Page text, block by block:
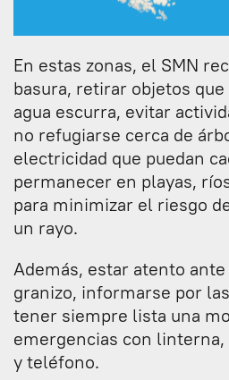
En estas zonas, el SMN
basura, retirar objetos
agua escurra, evitar
no refugiarse cerca de
electricidad que puedan
permanecer en playas,
para minimizar el riesgo
un rayo.
Además, estar atento
granizo, informarse por
tener siempre lista una
emergencias con
y teléfono.